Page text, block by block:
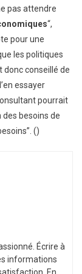
pas attendre
“,
pour une
les politiques
donc conseillé de
essayer
pourrait
des besoins de
()
né Écrire à
informations
En